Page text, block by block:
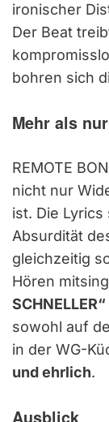
ironischer
Der Beat
bohren sich
Mehr als
REMOTE
nicht nur
ist. Die
Absurdität
gleichzeitig
Hören
SCHNELLER“
sowohl auf
in der WG-
und ehrlich.
Ausblick